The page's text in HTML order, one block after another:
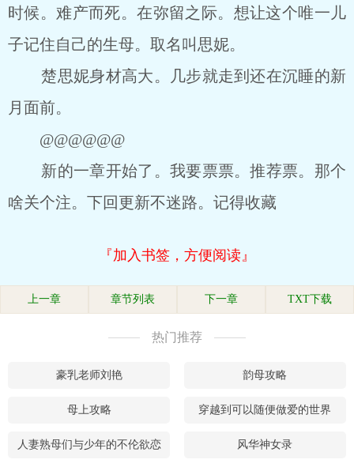
时候。难产而死。在弥留之际。想让这个唯一儿
子记住自己的生母。取名叫思妮。
楚思妮身材高大。几步就走到还在沉睡的新
月面前。
@@@@@@
新的一章开始了。我要票票。推荐票。那个
啥关个注。下回更新不迷路。记得收藏
『加入书签，方便阅读』
上一章 章节列表 下一章 TXT下载
热门推荐
豪乳老师刘艳 韵母攻略
母上攻略 穿越到可以随便做爱的世界
人妻熟母们与少年的不伦欲恋 风华神女录